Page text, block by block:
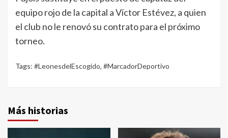
equipo rojo de la capital a Víctor Estévez, a quien
el club no le renovó su contrato para el próximo
torneo.
Tags: #LeonesdelEscogido, #MarcadorDeportivo
Más historias